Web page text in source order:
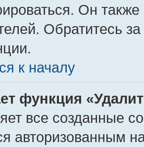
Он
Обратитесь
к началу
функция
все созданные
авторизованным